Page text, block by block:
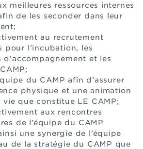
meilleures ressources internes
de les seconder dans leur
au recrutement
pour l’incubation, les
d’accompagnement et les
du CAMP afin d’assurer
physique et une animation
que constitue LE CAMP;
aux rencontres
de l’équipe du CAMP
une synergie de l’équipe
de la stratégie du CAMP que